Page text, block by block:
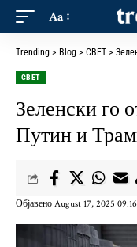
Aa
Trending > Blog > СВЕТ >
СВЕТ
Зеленски го
Путин и
Објавено August 17, 2025 09:16